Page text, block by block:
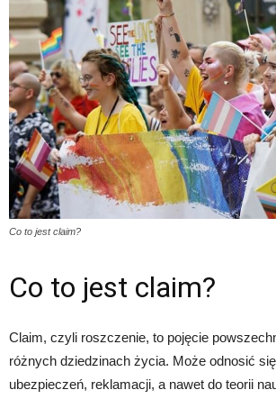
Co to jest claim?
Co to jest claim?
Claim, czyli roszczenie, to pojęcie
różnych dziedzinach życia. Może odnosić
ubezpieczeń, reklamacji, a nawet do teorii